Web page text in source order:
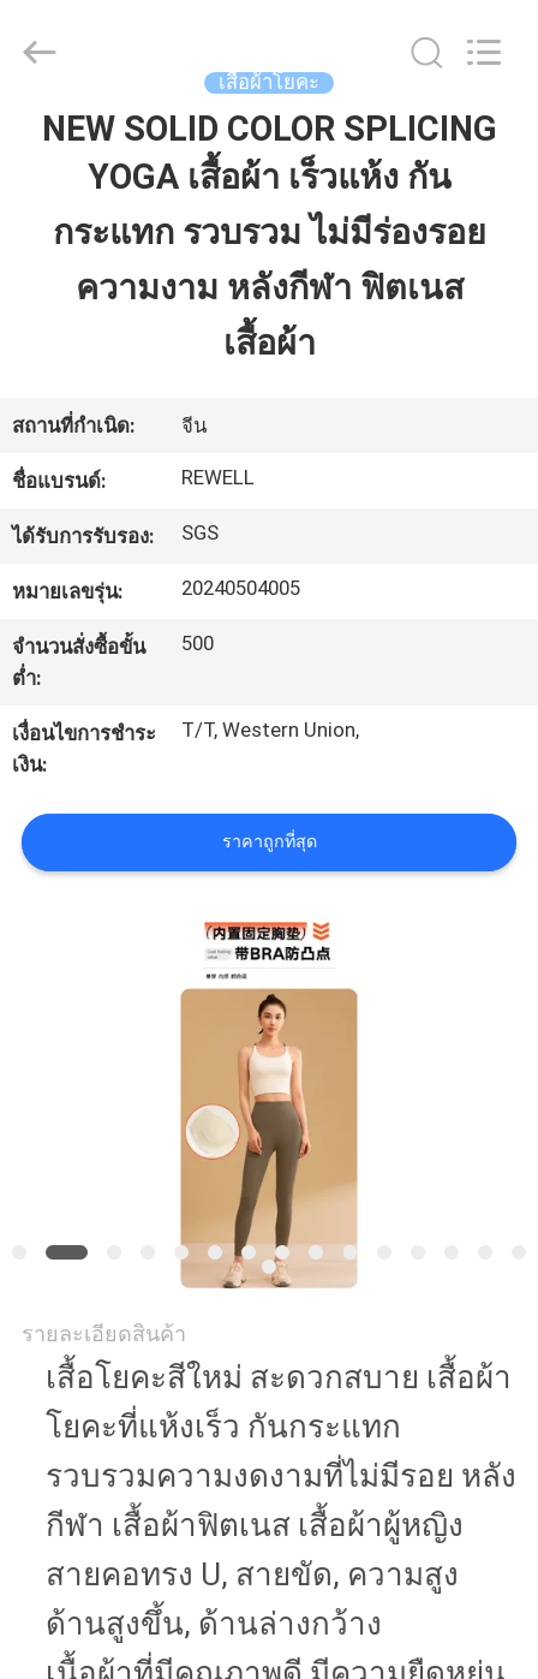
บ้าน
สินค้า
เรา
ทัวร์
โรงงาน
ควบคุม
คุณภาพ
แผนผัง
เว็บไซต์
Limited.
เสื้อผ้าโยคะ
NEW SOLID COLOR SPLICING
YOGA เสื้อผ้า เร็วแห้ง กัน
กระแทก รวบรวม ไม่มีร่องรอย
ความงาม หลังกีฬา ฟิตเนส
เสื้อผ้า
สถานที่กำเนิด: จีน
ชื่อแบรนด์: REWELL
ได้รับการรับรอง: SGS
หมายเลขรุ่น: 20240504005
จำนวนสั่งซื้อขั้น
ต่ำ:
500
เงื่อนไขการชำระ
เงิน:
T/T, Western Union,
ราคาถูกที่สุด
รายละเอียดสินค้า
เสื้อโยคะสีใหม่ สะดวกสบาย เสื้อผ้า
โยคะที่แห้งเร็ว กันกระแทก
รวบรวมความงดงามที่ไม่มีรอย หลัง
กีฬา เสื้อผ้าฟิตเนส เสื้อผ้าผู้หญิง
สายคอทรง U, สายขัด, ความสูง
ด้านสูงขึ้น, ด้านล่างกว้าง